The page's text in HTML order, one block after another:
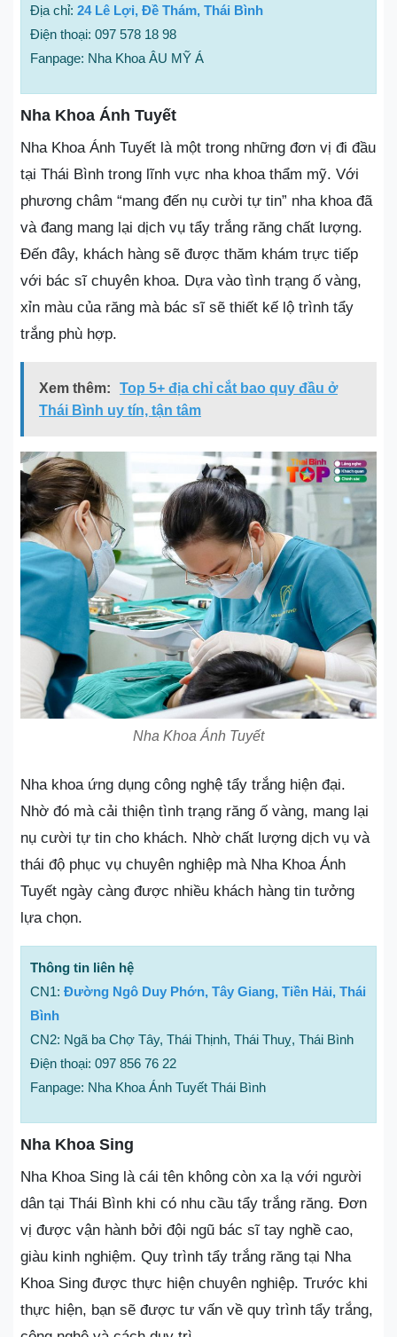
Địa chỉ: 24 Lê Lợi, Đề Thám, Thái Bình
Điện thoại: 097 578 18 98
Fanpage: Nha Khoa ÂU MỸ Á
Nha Khoa Ánh Tuyết
Nha Khoa Ánh Tuyết là một trong những đơn vị đi đầu
tại Thái Bình trong lĩnh vực nha khoa thẩm mỹ. Với
phương châm “mang đến nụ cười tự tin” nha khoa đã
và đang mang lại dịch vụ tẩy trắng răng chất lượng.
Đến đây, khách hàng sẽ được thăm khám trực tiếp
với bác sĩ chuyên khoa. Dựa vào tình trạng ố vàng,
xỉn màu của răng mà bác sĩ sẽ thiết kế lộ trình tẩy
trắng phù hợp.
Xem thêm:
Top 5+ địa chỉ cắt bao quy đầu ở
Thái Bình uy tín, tận tâm
Nha Khoa Ánh Tuyết
Nha khoa ứng dụng công nghệ tẩy trắng hiện đại.
Nhờ đó mà cải thiện tình trạng răng ố vàng, mang lại
nụ cười tự tin cho khách. Nhờ chất lượng dịch vụ và
thái độ phục vụ chuyên nghiệp mà Nha Khoa Ánh
Tuyết ngày càng được nhiều khách hàng tin tưởng
lựa chọn.
Thông tin liên hệ
CN1: Đường Ngô Duy Phớn, Tây Giang, Tiền Hải, Thái
Bình
CN2: Ngã ba Chợ Tây, Thái Thịnh, Thái Thuỵ, Thái Bình
Điện thoại: 097 856 76 22
Fanpage: Nha Khoa Ánh Tuyết Thái Bình
Nha Khoa Sing
Nha Khoa Sing là cái tên không còn xa lạ với người
dân tại Thái Bình khi có nhu cầu tẩy trắng răng. Đơn
vị được vận hành bởi đội ngũ bác sĩ tay nghề cao,
giàu kinh nghiệm. Quy trình tẩy trắng răng tại Nha
Khoa Sing được thực hiện chuyên nghiệp. Trước khi
thực hiện, bạn sẽ được tư vấn về quy trình tẩy trắng,